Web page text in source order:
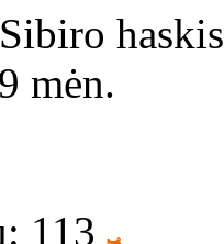
Sibiro haskis
mėn.
113